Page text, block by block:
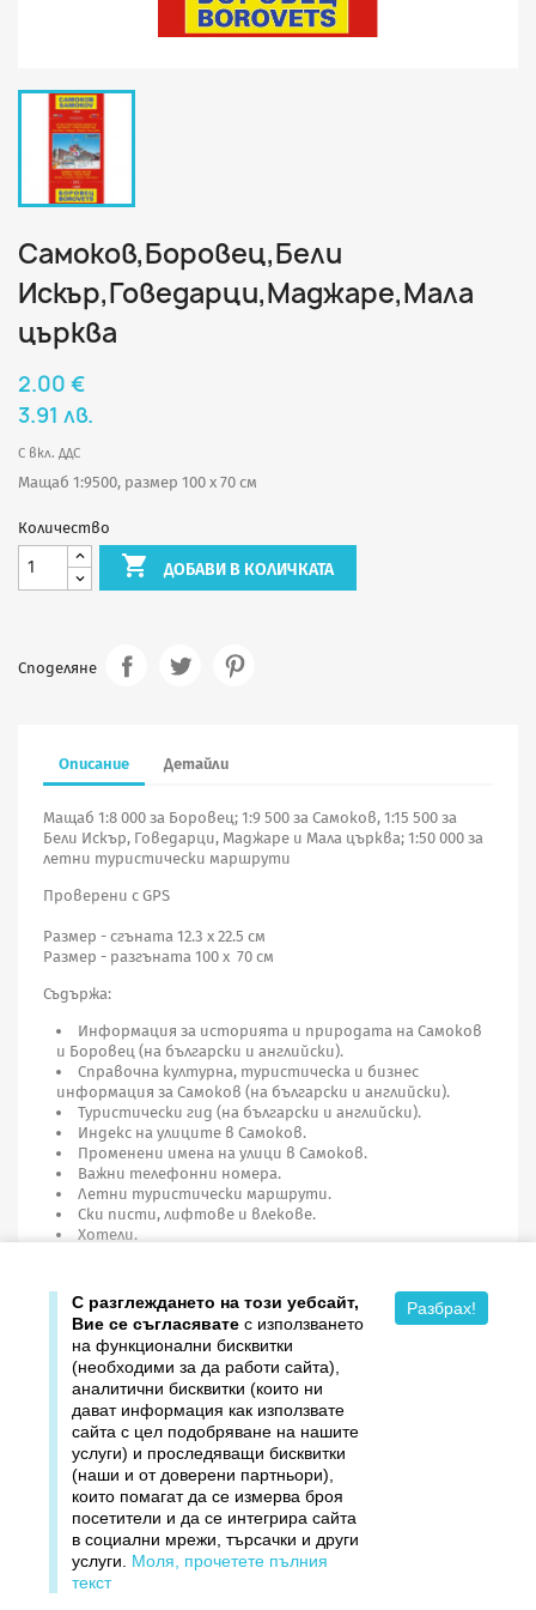
Самоков,Боровец,Бели
Искър,Говедарци,Маджаре,Мала
църква
2.00 €
3.91 лв.
С вкл. ДДС
Мащаб 1:9500, размер 100 х 70 см
Количество
 ДОБАВИ В КОЛИЧКАТА
Споделяне
Описание Детайли
Мащаб 1:8 000 за Боровец; 1:9 500 за Самоков, 1:15 500 за
Бели Искър, Говедарци, Маджаре и Мала църква; 1:50 000 за
летни туристически маршрути
Проверени с GPS
Размер - сгъната 12.3 х 22.5 см
Размер - разгъната 100 х 70 см
Съдържа:
Информация за историята и природата на Самоков
и Боровец (на български и английски).
Справочна културна, туристическа и бизнес
информация за Самоков (на български и английски).
Туристически гид (на български и английски).
Индекс на улиците в Самоков.
Променени имена на улици в Самоков.
Важни телефонни номера.
Летни туристически маршрути.
Ски писти, лифтове и влекове.
Хотели.
Продукти
Издателство ДОМИНО
Вашият профил
С разглеждането на този уебсайт,
Вие се съгласявате с използването
на функционални бисквитки
(необходими за да работи сайта),
аналитични бисквитки (които ни
дават информация как използвате
сайта с цел подобряване на нашите
услуги) и проследяващи бисквитки
(наши и от доверени партньори),
които помагат да се измерва броя
посетители и да се интегрира сайта
в социални мрежи, търсачки и други
услуги.
Моля, прочетете пълния
текст
Разбрах!